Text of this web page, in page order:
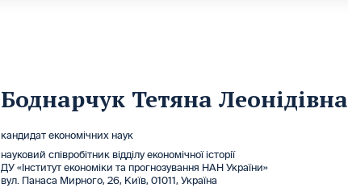
Боднарчук Тетяна Леонідівна
кандидат економічних наук
науковий співробітник відділу економічної історії
ДУ «Інститут економіки та прогнозування НАН України»
вул. Панаса Мирного, 26, Київ, 01011, Україна